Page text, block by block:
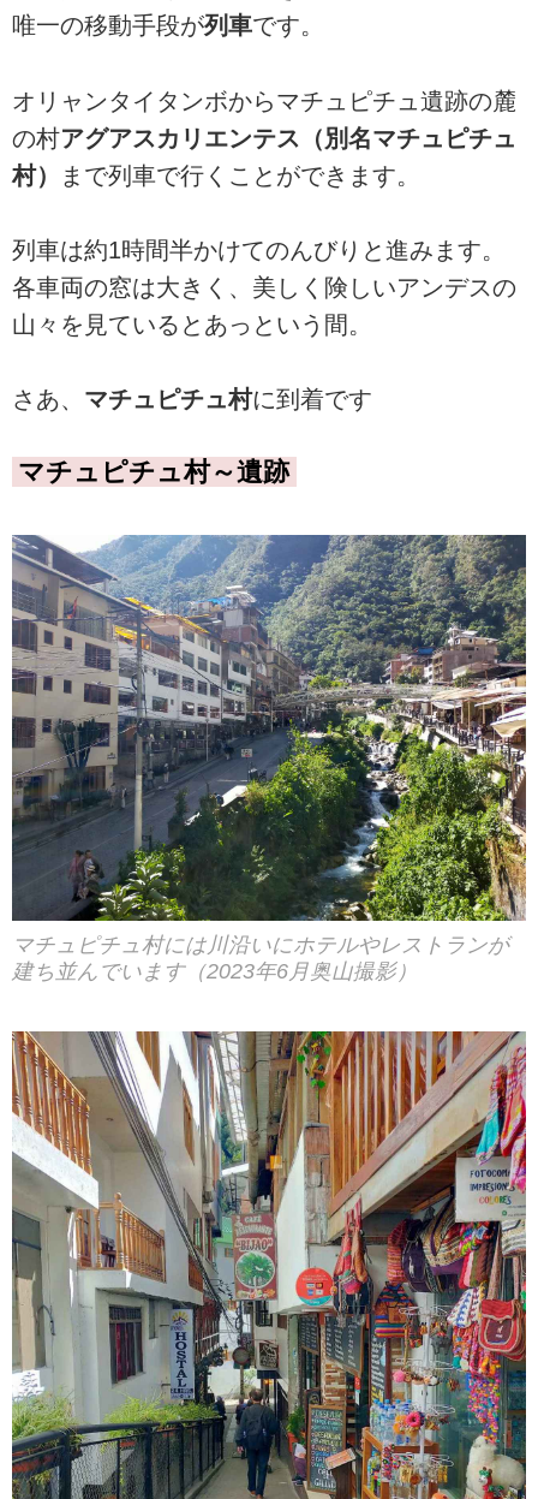
唯一の移動手段が列車です。
オリャンタイタンボからマチュピチュ遺跡の麓
の村アグアスカリエンテス（別名マチュピチュ
村）
まで列車で行くことができます。
列車は約1時間半かけてのんびりと進みます。
各車両の窓は大きく、美しく険しいアンデスの
山々を見ているとあっという間。
さあ、 マチュピチュ村に到着です
マチュピチュ村～遺跡
マチュピチュ村には川沿いにホテルやレストランが
建ち並んでいます（2023年6月奥山撮影）